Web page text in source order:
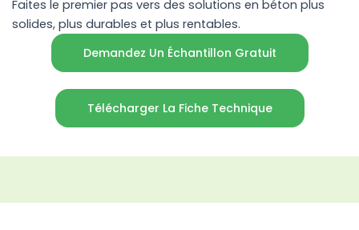
Faites le premier pas vers des solutions en béton plus
solides, plus durables et plus rentables.
Demandez Un Échantillon Gratuit
Télécharger La Fiche Technique